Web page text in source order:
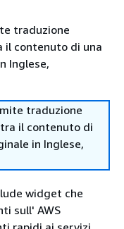
traduzione
contenuto di una
Inglese,
traduzione
il contenuto di
in Inglese,
widget che
sull' AWS